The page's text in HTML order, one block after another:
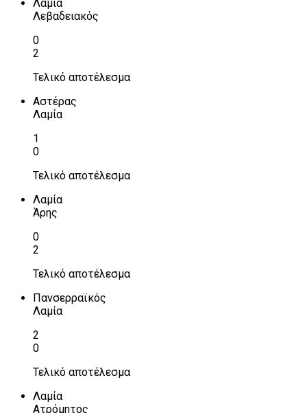
Λαμία
Λεβαδειακός
0
2
Τελικό αποτέλεσμα
Αστέρας
Λαμία
1
0
Τελικό αποτέλεσμα
Λαμία
Άρης
0
2
Τελικό αποτέλεσμα
Πανσερραϊκός
Λαμία
2
0
Τελικό αποτέλεσμα
Λαμία
Ατρόμητος